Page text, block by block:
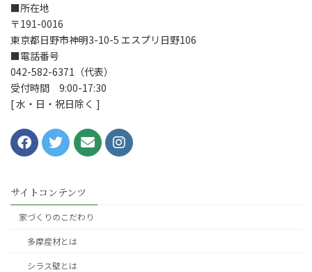
■所在地
〒191-0016
東京都日野市神明3-10-5 エスプリ日野106
■電話番号
042-582-6371（代表）
受付時間 9:00-17:30
[ 水・日・祝日除く ]
サイトコンテンツ
家づくりのこだわり
多摩産材とは
シラス壁とは